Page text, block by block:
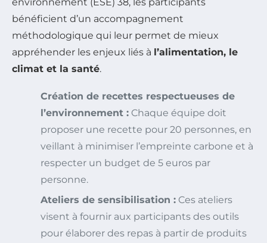
bénéficient d’un accompagnement
méthodologique qui leur permet de mieux
appréhender les enjeux liés à l’alimentation, le
climat et la santé.
Création de recettes respectueuses de
l’environnement : Chaque équipe doit
proposer une recette pour 20 personnes, en
veillant à minimiser l’empreinte carbone et à
respecter un budget de 5 euros par
personne.
Ateliers de sensibilisation : Ces ateliers
visent à fournir aux participants des outils
pour élaborer des repas à partir de produits